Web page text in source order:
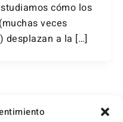
cómo los
veces
desplazan a la […]
Siguiente